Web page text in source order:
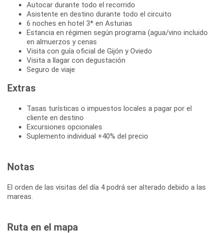
Autocar durante todo el recorrido
Asistente en destino durante todo el circuito
6 noches en hotel 3* en Asturias
Estancia en régimen según programa (agua/vino incluido
en almuerzos y cenas
Visita con guía oficial de Gijón y Oviedo
Visita a llagar con degustación
Seguro de viaje
Extras
Tasas turísticas o impuestos locales a pagar por el
cliente en destino
Excursiones opcionales
Suplemento individual +40% del precio
Notas
El orden de las visitas del día 4 podrá ser alterado debido a las
mareas.
Ruta en el mapa